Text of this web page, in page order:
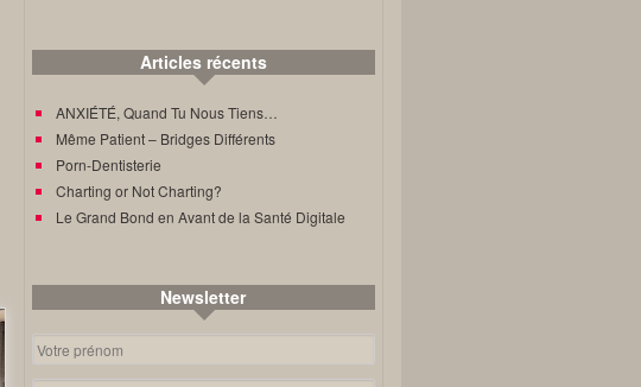
Articles récents
ANXIÉTÉ, Quand Tu Nous Tiens…
Même Patient – Bridges Différents
Porn-Dentisterie
Charting or Not Charting?
Le Grand Bond en Avant de la Santé Digitale
Newsletter